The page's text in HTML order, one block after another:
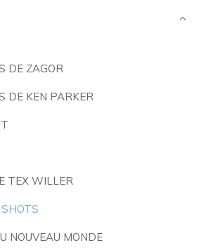
DE ZAGOR
DE KEN PARKER
TEX WILLER
NOUVEAU MONDE